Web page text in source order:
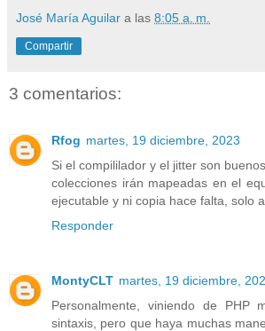
José María Aguilar a las 8:05 a. m.
Compartir
3 comentarios:
Rfog martes, 19 diciembre, 2023
Si el compililador y el jitter son
colecciones irán mapeadas en el
ejecutable y ni copia hace falta, solo
Responder
MontyCLT martes, 19 diciembre,
Personalmente, viniendo de PHP
sintaxis, pero que haya muchas